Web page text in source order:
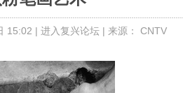
15:02 | 进入复兴论坛| 来源： CNTV